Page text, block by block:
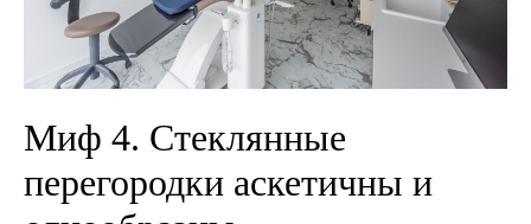
Миф 4. Стеклянные
перегородки аскетичны и